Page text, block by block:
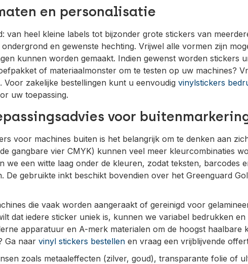
en personalisatie
van heel kleine labels tot bijzonder grote stickers van
en gewenste hechting. Vrijwel alle vormen zijn
kunnen worden gemaakt. Indien gewenst worden
of materiaalmonster om te testen op uw machines?
Voor zakelijke bestellingen kunt u eenvoudig vinylstickers
uw toepassing.
voor
voor machines buiten is het belangrijk om te denken aan
gangbare vier CMYK) kunnen veel meer kleurcombinaties
we een witte laag onder de kleuren, zodat teksten,
De gebruikte inkt beschikt bovendien over het Greenguard
die vaak worden aangeraakt of gereinigd voor
dat iedere sticker uniek is, kunnen we variabel bedrukken
apparatuur en A-merk materialen om de hoogst
Ga naar vinyl stickers bestellen en vraag een vrijblijvende
zoals metaaleffecten (zilver, goud), transparante folie of